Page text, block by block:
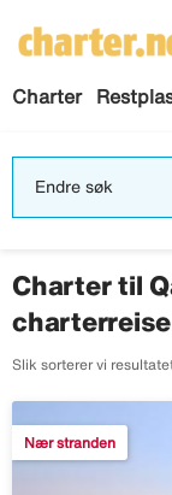
Charter
Endre søk
Charter til
Slik sorterer vi
Nær stranden